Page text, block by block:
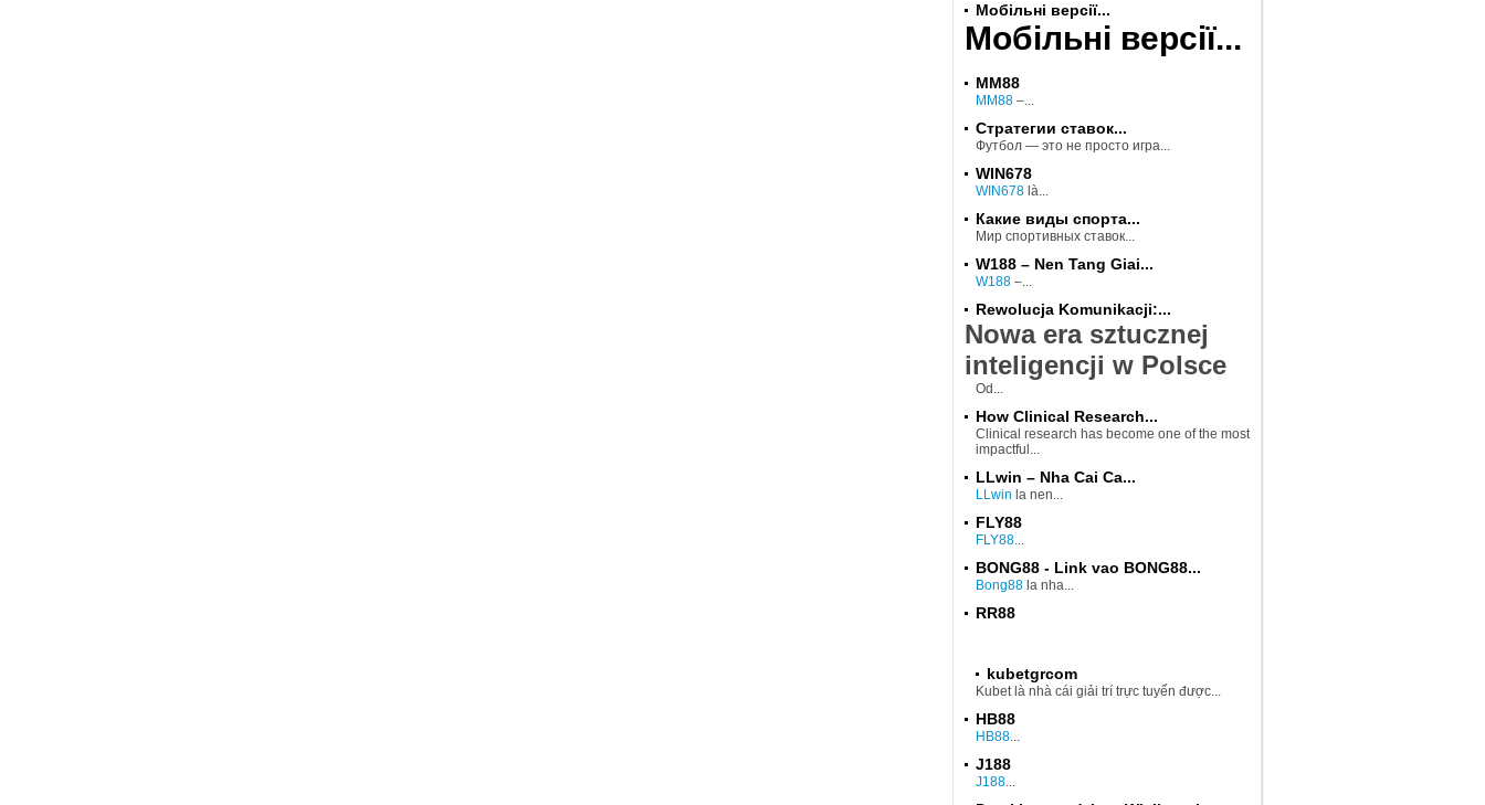
Мобільні версії...
Мобільні версії...
MM88
MM88 –...
Стратегии ставок...
Футбол — это не просто игра...
WIN678
WIN678 là...
Какие виды спорта...
Мир спортивных ставок...
W188 – Nen Tang Giai...
W188 –...
Rewolucja Komunikacji:...
Nowa era sztucznej
inteligencji w Polsce
Od...
How Clinical Research...
Clinical research has become one of the most
impactful...
LLwin – Nha Cai Ca...
LLwin la nen...
FLY88
FLY88...
BONG88 - Link vao BONG88...
Bong88 la nha...
RR88
kubetgrcom
Kubet là nhà cái giải trí trực tuyến được...
HB88
HB88...
J188
J188...